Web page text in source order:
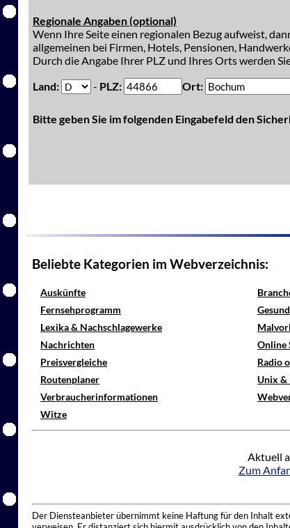
Regionale Angaben (optional)
Wenn Ihre Seite einen regionalen Bezug aufweist,
allgemeinen bei Firmen, Hotels, Pensionen,
Durch die Angabe Ihrer PLZ und Ihres Orts werden
Land:
- PLZ: Ort:
Bitte geben Sie im folgenden Eingabefeld den
Beliebte Kategorien im Webverzeichnis:
Auskünfte
Fernsehprogramm
Lexika & Nachschlagewerke
Nachrichten
Online
Preisvergleiche
Radio
Routenplaner
Unix &
Verbraucherinformationen
Witze
Aktuell
Zum
Der Diensteanbieter übernimmt keine Haftung für den Inhalt